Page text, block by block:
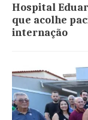
Hospital
que acolhe
internação